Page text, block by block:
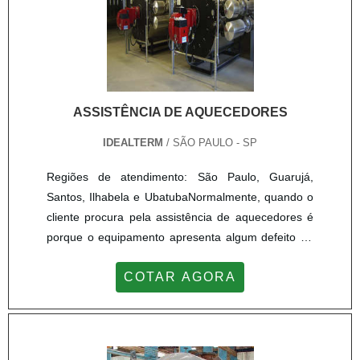
justo e entrega rápida e preparada, não deixe de
escolher a JPX Equipamentos Industriais. Entre em
contato neste momento com a JPX Equipamentos
Industriais e obtenha a solução ideal e certeira para
ASSISTÊNCIA DE AQUECEDORES
IDEALTERM / SÃO PAULO - SP
Regiões de atendimento: São Paulo, Guarujá,
Santos, Ilhabela e UbatubaNormalmente, quando o
cliente procura pela assistência de aquecedores é
porque o equipamento apresenta algum defeito ou
Porém, não é apenas nessa ocasião que a
também é fundamental para evitar que o aparelho
COTAR AGORA